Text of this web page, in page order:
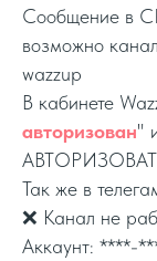
Сообщение в
возможно
wazzup
В кабинете
авторизован"
Так же в
❌ Канал не
Аккаунт: ****-